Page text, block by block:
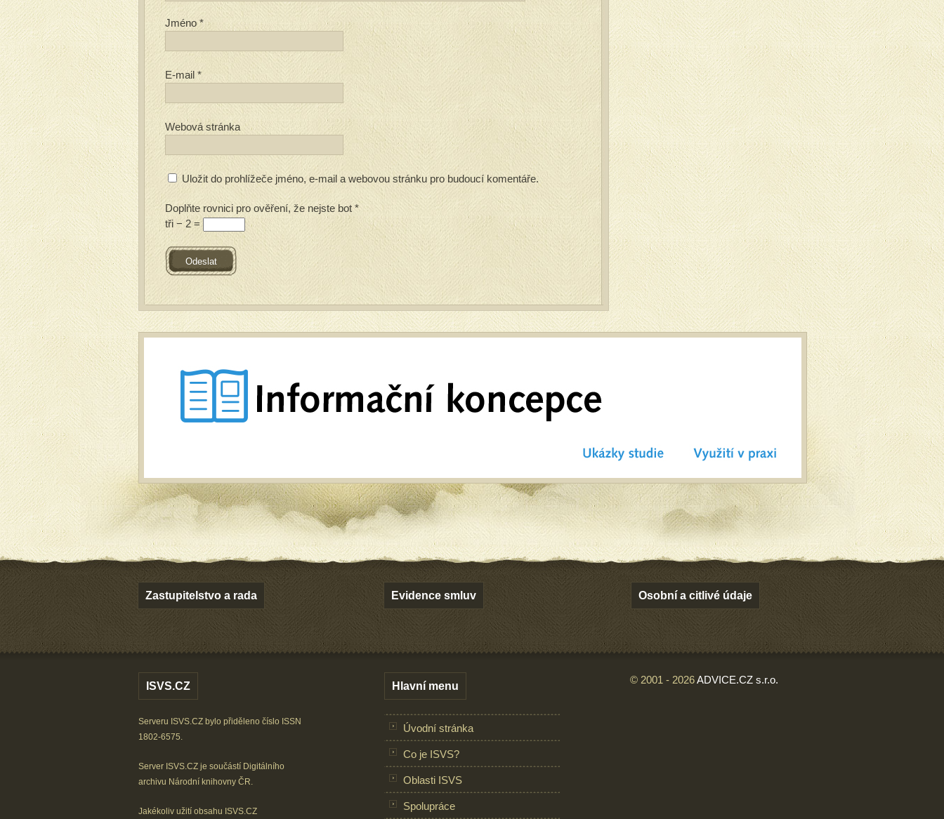
Jméno *
E-mail *
Webová stránka
Uložit do prohlížeče jméno, e-mail a webovou stránku pro budoucí komentáře.
Doplňte rovnici pro ověření, že nejste bot *
tři − 2 =
Zastupitelstvo a rada Evidence smluv Osobní a citlivé údaje
ISVS.CZ
Serveru ISVS.CZ bylo přiděleno číslo ISSN
1802-6575.
Server ISVS.CZ je součástí Digitálního
archivu Národní knihovny ČR.
Jakékoliv užití obsahu ISVS.CZ
Hlavní menu
Úvodní stránka
Co je ISVS?
Oblasti ISVS
Spolupráce
© 2001 - 2026ADVICE.CZ s.r.o.